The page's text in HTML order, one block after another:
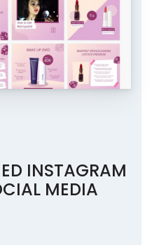
INSTAGRAM
MEDIA